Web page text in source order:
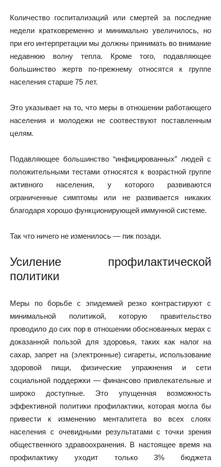
Количество госпитализаций или смертей за последние
недели кратковременно и минимально увеличилось, но
при его интерпретации мы должны принимать во внимание
недавнюю волну тепла. Кроме того, подавляющее
большинство жертв по-прежнему относятся к группе
населения старше 75 лет.
Это указывает на то, что меры в отношении работающего
населения и молодежи не соотвествуют поставленным
целям.
Подавляющее большинство “инфицированных” людей с
положительными тестами относятся к возрастной группе
активного населения, у которого развиваются
ограниченные симптомы или не развивается никаких
благодаря хорошо функционирующей иммунной системе.
Так что ничего не изменилось — пик позади.
Усиление профилактической
политики
Меры по борьбе с эпидемией резко контрастируют с
минимальной политикой, которую правительство
проводило до сих пор в отношении обоснованных мерах с
доказанной пользой для здоровья, таких как налог на
сахар, запрет на (электронные) сигареты, использование
здоровой пищи, физические упражнения и сети
социальной поддержки — финансово привлекательные и
широко доступные. Это упущенная возможность
эффективной политики профилактики, которая могла бы
привести к изменению менталитета во всех слоях
населения с очевидными результатами с точки зрения
общественного здравоохранения. В настоящее время на
профилактику уходит только 3% бюджета